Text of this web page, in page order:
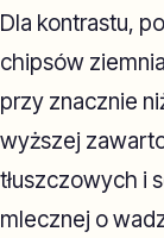
Dla kontrastu,
chipsów
przy znacznie
wyższej
tłuszczowych i
mlecznej o